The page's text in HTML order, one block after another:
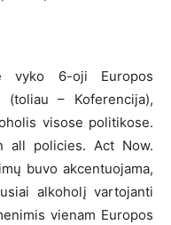
vyko 6-oji Europos
(toliau – Koferencija),
visose politikose.
all policies. Act Now.
buvo akcentuojama,
alkoholį vartojanti
vienam Europos